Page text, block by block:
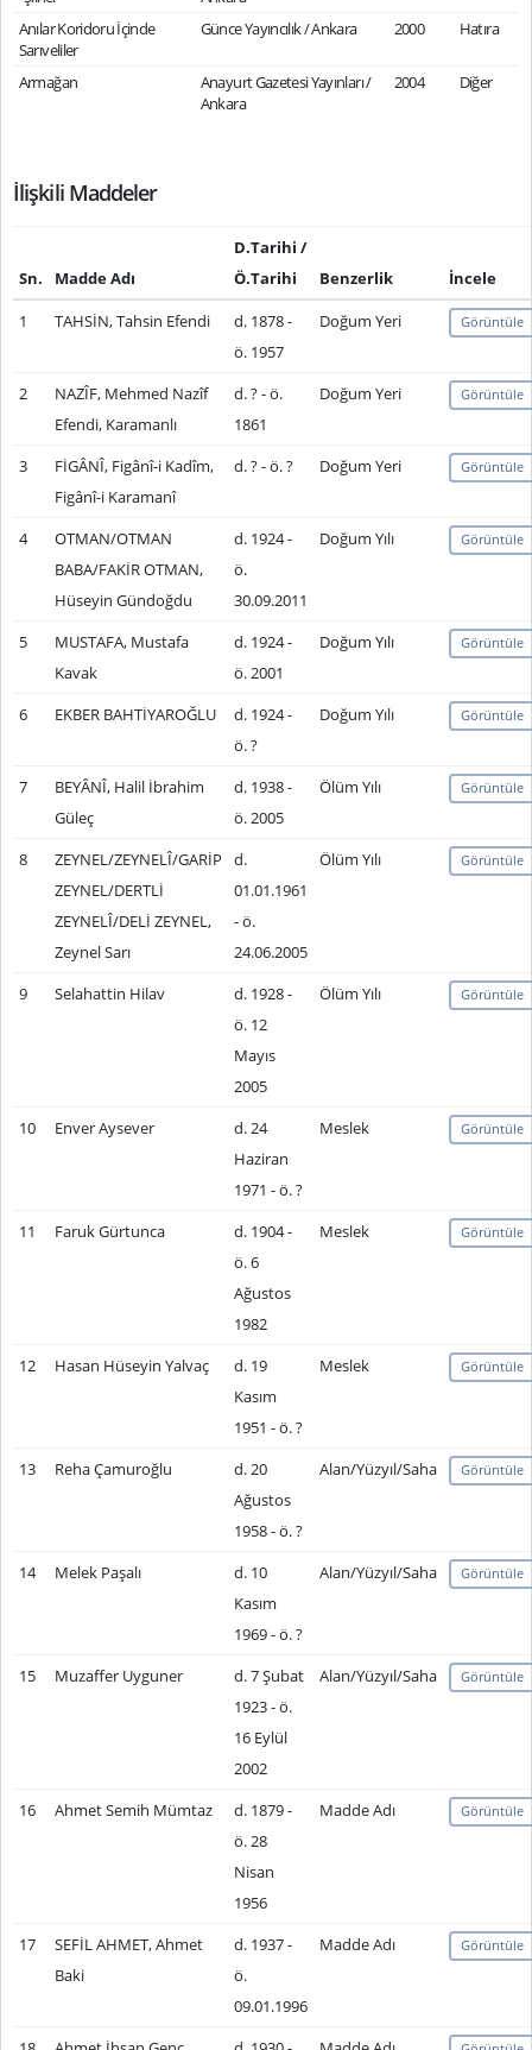
Anılar Koridoru İçinde
Sarıveliler
Günce Yayıncılık / Ankara 2000 Hatıra
Armağan
Anayurt Gazetesi Yayınları /
Ankara
2004 Diğer
İlişkili Maddeler
Sn. Madde Adı
D.Tarihi /
Ö.Tarihi
Benzerlik
İncele
1
TAHSİN, Tahsin Efendi
d. 1878 -
ö. 1957
Doğum Yeri Görüntüle
2
NAZÎF, Mehmed Nazîf
Efendi, Karamanlı
d. ? - ö.
1861
Doğum Yeri Görüntüle
3
FİGÂNÎ, Figânî-i Kadîm,
Figânî-i Karamanî
d. ? - ö. ? Doğum Yeri Görüntüle
4
OTMAN/OTMAN
BABA/FAKİR OTMAN,
Hüseyin Gündoğdu
d. 1924 -
ö.
30.09.2011
Doğum Yılı Görüntüle
5
MUSTAFA, Mustafa
Kavak
d. 1924 -
ö. 2001
Doğum Yılı Görüntüle
6 EKBER BAHTİYAROĞLU
d. 1924 -
ö. ?
Doğum Yılı Görüntüle
7
BEYÂNÎ, Halil İbrahim
Güleç
d. 1938 -
ö. 2005
Ölüm Yılı Görüntüle
8
ZEYNEL/ZEYNELÎ/GARİP
ZEYNEL/DERTLİ
ZEYNELÎ/DELİ ZEYNEL,
Zeynel Sarı
d.
01.01.1961
- ö.
24.06.2005
Ölüm Yılı Görüntüle
9 Selahattin Hilav
d. 1928 -
ö. 12
Mayıs
2005
Ölüm Yılı Görüntüle
10 Enver Aysever
d. 24
Haziran
1971 - ö. ?
Meslek Görüntüle
11 Faruk Gürtunca
d. 1904 -
ö. 6
Ağustos
1982
Meslek Görüntüle
12 Hasan Hüseyin Yalvaç
d. 19
Kasım
1951 - ö. ?
Meslek Görüntüle
13 Reha Çamuroğlu
d. 20
Ağustos
1958 - ö. ?
Alan/Yüzyıl/Saha Görüntüle
14 Melek Paşalı
d. 10
Kasım
1969 - ö. ?
Alan/Yüzyıl/Saha Görüntüle
15 Muzaffer Uyguner
d. 7 Şubat
1923 - ö.
16 Eylül
2002
Alan/Yüzyıl/Saha Görüntüle
16 Ahmet Semih Mümtaz
d. 1879 -
ö. 28
Nisan
1956
Madde Adı Görüntüle
17
SEFİL AHMET, Ahmet
Baki
d. 1937 -
ö.
09.01.1996
Madde Adı Görüntüle